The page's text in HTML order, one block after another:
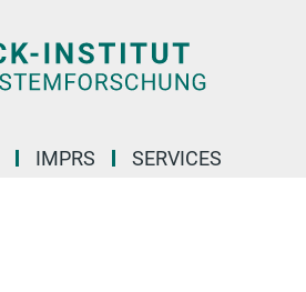
IMPRS SERVICES